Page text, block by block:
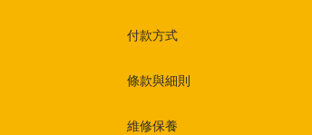
付款方式
條款與細則
維修保養